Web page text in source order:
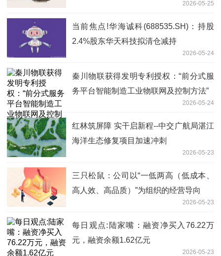
2026-05-25
当前焦点!华海诚科(688535.SH)：持股
2.4%股东华天科技拟清仓减持
2026-05-24
秦川物联获得发明专利授权：“前分式服
务平台智能制造工业物联网及控制方法”
2026-05-24
红林筑屏障 实干启新程--中交广航局湛江
海洋生态修复项目加速冲刺
2026-05-23
三只松鼠：公司以“一低两高（低成本、
高人效、高品质）”为组织的经营导向
2026-05-23
每日观点:陆家嘴：融资净买入76.22万
元，融资余额1.62亿元
2026-05-23